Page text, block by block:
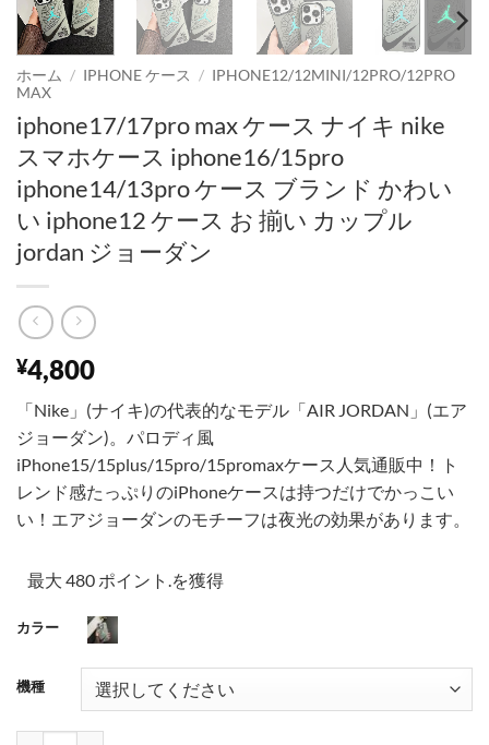
ホーム / IPHONE ケース / IPHONE12/12MINI/12PRO/12PRO
MAX
iphone17/17pro max ケース ナイキ nike
スマホケース iphone16/15pro
iphone14/13pro ケース ブランド かわい
い iphone12 ケース お 揃い カップル
jordan ジョーダン
¥4,800
「Nike」(ナイキ)の代表的なモデル「AIR JORDAN」(エア
ジョーダン)。パロディ風
iPhone15/15plus/15pro/15promaxケース人気通販中！ト
レンド感たっぷりのiPhoneケースは持つだけでかっこい
い！エアジョーダンのモチーフは夜光の効果があります。
最大 480 ポイント.を獲得
カラー
機種